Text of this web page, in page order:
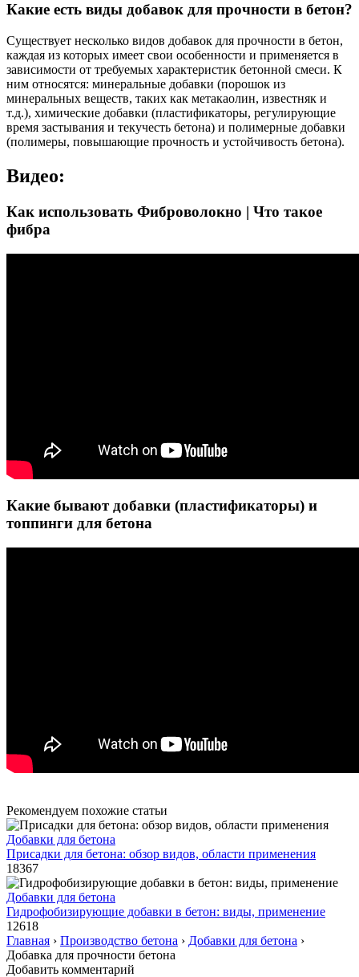
Какие есть виды добавок для прочности в бетон?
Существует несколько видов добавок для прочности в бетон,
каждая из которых имеет свои особенности и применяется в
зависимости от требуемых характеристик бетонной смеси. К
ним относятся: минеральные добавки (порошок из
минеральных веществ, таких как метакаолин, известняк и
т.д.), химические добавки (пластификаторы, регулирующие
время застывания и текучесть бетона) и полимерные добавки
(полимеры, повышающие прочность и устойчивость бетона).
Видео:
Как использовать Фиброволокно | Что такое
фибра
Какие бывают добавки (пластификаторы) и
топпинги для бетона
Рекомендуем похожие статьи
Добавки для бетона
Присадки для бетона: обзор видов, области применения
18367
Добавки для бетона
Гидрофобизирующие добавки в бетон: виды, применение
12618
Главная › Производство бетона › Добавки для бетона ›
Добавка для прочности бетона
Добавить комментарий